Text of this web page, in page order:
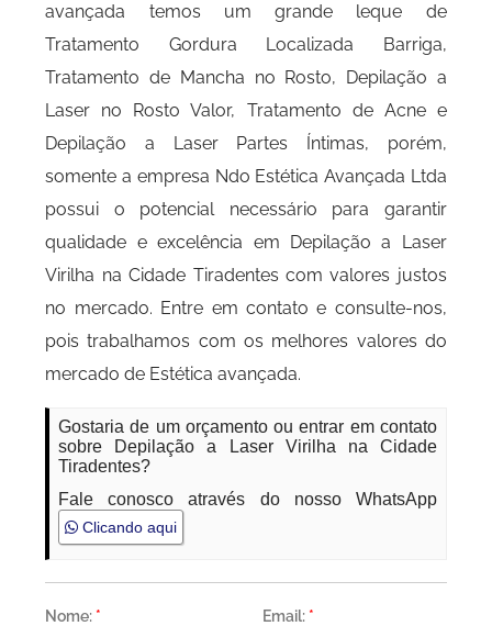
avançada temos um grande leque de
Tratamento Gordura Localizada Barriga,
Tratamento de Mancha no Rosto, Depilação a
Laser no Rosto Valor, Tratamento de Acne e
Depilação a Laser Partes Íntimas, porém,
somente a empresa Ndo Estética Avançada Ltda
possui o potencial necessário para garantir
qualidade e excelência em Depilação a Laser
Virilha na Cidade Tiradentes com valores justos
no mercado. Entre em contato e consulte-nos,
pois trabalhamos com os melhores valores do
mercado de Estética avançada.
Gostaria de um orçamento ou entrar em contato
sobre Depilação a Laser Virilha na Cidade
Tiradentes?
Fale conosco através do nosso WhatsApp
Clicando aqui
Nome: * Email: *